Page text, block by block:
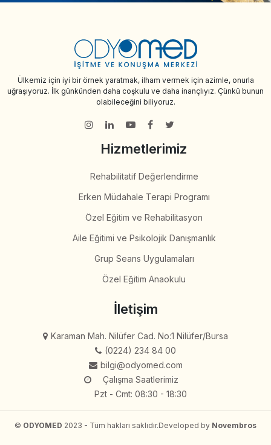
Ülkemiz için iyi bir örnek yaratmak, ilham vermek için azimle, onurla
uğraşıyoruz. İlk günkünden daha coşkulu ve daha inançlıyız. Çünkü bunun
olabileceğini biliyoruz.
Hizmetlerimiz
Rehabilitatif Değerlendirme
Erken Müdahale Terapi Programı
Özel Eğitim ve Rehabilitasyon
Aile Eğitimi ve Psikolojik Danışmanlık
Grup Seans Uygulamaları
Özel Eğitim Anaokulu
İletişim
Karaman Mah. Nilüfer Cad. No:1 Nilüfer/Bursa
(0224) 234 84 00
bilgi@odyomed.com
Çalışma Saatlerimiz
Pzt - Cmt: 08:30 - 18:30
© ODYOMED 2023 - Tüm hakları saklıdır.Developed by Novembros